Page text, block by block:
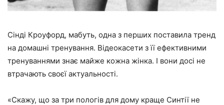
Сінді Кроуфорд, мабуть, одна з перших поставила тренд
на домашні тренування. Відеокасети з її ефективними
тренуваннями знає майже кожна жінка. І вони досі не
втрачають своєї актуальності.
«Скажу, що за три пологів для дому краще Синтії не